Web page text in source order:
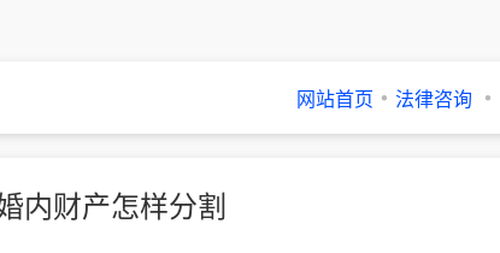
网站首页 法律咨询
内财产怎样分割